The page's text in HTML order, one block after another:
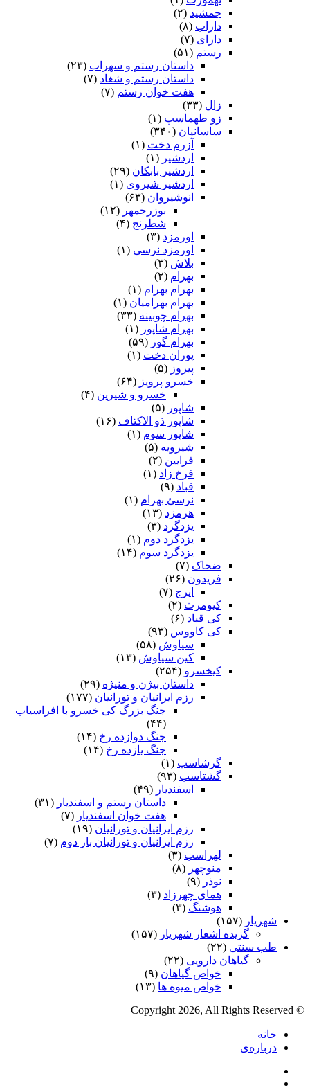
جمشید (۲)
داراب (۸)
دارای (۷)
رستم (۵۱)
داستان رستم و سهراب (۲۳)
داستان رستم و شغاد (۷)
هفت خوان رستم‏ (۷)
زال (۳۳)
زو طهماسپ‏ (۱)
ساسانیان (۳۴۰)
آزرم دخت (۱)
اردشیر (۱)
اردشیر بابکان (۲۹)
اردشیر شیروی (۱)
انوشیروان (۶۳)
بوزرجمهر (۱۲)
شطرنج (۴)
اورمزد (۳)
اورمزد نرسى‏ (۱)
بلاش (۳)
بهرام (۲)
بهرام بهرام (۱)
بهرام بهرامیان‏ (۱)
بهرام چوبینه (۳۳)
بهرام شاپور (۱)
بهرام گور (۵۹)
پوران دخت (۱)
پیروز (۵)
خسرو پرویز (۶۴)
خسرو و شیرین (۴)
شاپور (۵)
شاپور ذو الاکتاف (۱۶)
شاپور سوم‏ (۱)
شیرویه (۵)
فرایین (۲)
فرخ زاد (۱)
قباد (۹)
نرسئ بهرام‏ (۱)
هرمزد (۱۳)
یزدگرد (۳)
یزدگرد دوم (۱)
یزدگرد سوم (۱۴)
ضحاک (۷)
فریدون (۲۶)
ایرج (۷)
کیومرث (۲)
کی قباد (۶)
کی کاووس (۹۳)
سیاوش (۵۸)
کین سیاوش (۱۳)
کیخسرو (۲۵۴)
داستان بیژن و منیژه (۲۹)
رزم ایرانیان و تورانیان (۱۷۷)
جنگ بزرگ کی خسرو با افراسیاب
(۴۴)
جنگ دوازده رخ (۱۴)
جنگ یازده رخ (۱۴)
گرشاسپ (۱)
گشتاسب (۹۳)
اسفندیار (۴۹)
داستان رستم و اسفندیار (۳۱)
هفت خوان اسفندیار (۷)
رزم ایرانیان و تورانیان (۱۹)
رزم ایرانیان و تورانیان بار دوم (۷)
لهراسب (۳)
منوچهر (۸)
نوذر (۹)
هماى چهرزاد (۳)
هوشنگ (۳)
شهریار (۱۵۷)
گزیده اشعار شهریار (۱۵۷)
طب سنتی (۲۲)
گیاهان دارویی (۲۲)
خواص گیاهان (۹)
خواص میوه ها (۱۳)
© Copyright 2026, All Rights Reserved
خانه
درباره‌ی